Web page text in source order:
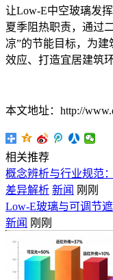
让Low-E中空玻璃发
夏季阻热职责，通过
凉”的节能目标，为
效应、打造宜居建筑
本文地址：http://
相关推荐
概念辨析与行业规范
差异解析 新闻 刚刚
Low-E玻璃与可调节
新闻 刚刚